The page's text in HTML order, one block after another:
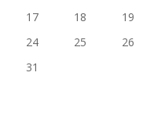
17
18 19
24
25 26
31